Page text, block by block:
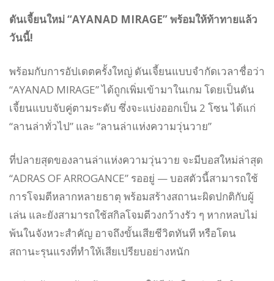
ดันเจี้ยนใหม่ “AYANAD MIRAGE” พร้อมให้ท้าทายแล้ว
วันนี้!
พร้อมกับการอัปเดตครั้งใหญ่ ดันเจี้ยนแบบจำกัดเวลาชื่อว่า
“AYANAD MIRAGE” ได้ถูกเพิ่มเข้ามาในเกม โดยเป็นดัน
เจี้ยนแบบจับคู่ตามระดับ ซึ่งจะแบ่งออกเป็น 2 โซน ได้แก่
“ลานล่าทั่วไป” และ “ลานล่าแห่งความวุ่นวาย”
ที่ปลายสุดของลานล่าแห่งความวุ่นวาย จะมีบอสใหม่ล่าสุด
“ADRAS OF ARROGANCE” รออยู่ — บอสตัวนี้สามารถใช้
การโจมตีหลากหลายธาตุ พร้อมสร้างสถานะผิดปกติกับผู้
เล่น และยังสามารถใช้สกิลโจมตีวงกว้างรัว ๆ หากหลบไม่
พ้นในจังหวะสำคัญ อาจถึงขั้นเสียชีวิตทันที หรือโดน
สถานะรุนแรงที่ทำให้เสียเปรียบอย่างหนัก